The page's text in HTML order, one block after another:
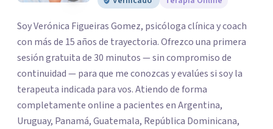
Soy Verónica Figueiras Gomez, psicóloga clínica y coach
con más de 15 años de trayectoria. Ofrezco una primera
sesión gratuita de 30 minutos — sin compromiso de
continuidad — para que me conozcas y evalúes si soy la
terapeuta indicada para vos. Atiendo de forma
completamente online a pacientes en Argentina,
Uruguay, Panamá, Guatemala, República Dominicana,